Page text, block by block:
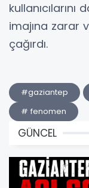
imajına zarar
çağırdı.
#gaziantep
# fenomen
GÜNCEL